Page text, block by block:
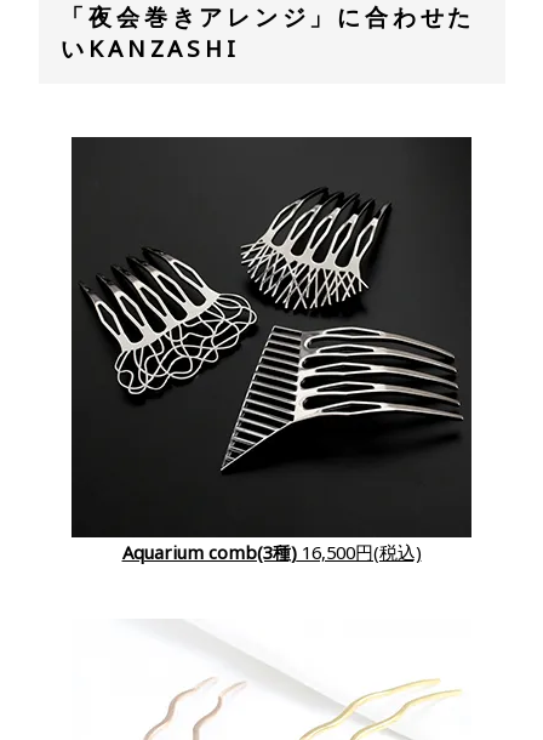
「夜会巻きアレンジ」に合わせた
いKANZASHI
Aquarium comb(3種)16,500円(税込)